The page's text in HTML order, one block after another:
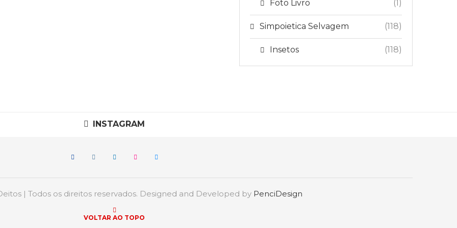
Foto Livro (1)
Simpoietica Selvagem (118)
Insetos (118)
INSTAGRAM
| Todos os direitos reservados. Designed and Developed by PenciDesign
VOLTAR AO TOPO